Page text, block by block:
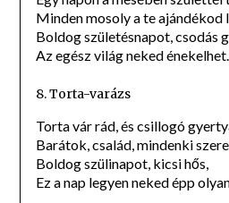
Minden mosoly a te ajándékod
Boldog születésnapot, csodás
Az egész világ neked énekelhet.
8. Torta-varázs
Torta vár rád, és csillogó
Barátok, család, mindenki
Boldog szülinapot, kicsi hős,
Ez a nap legyen neked épp